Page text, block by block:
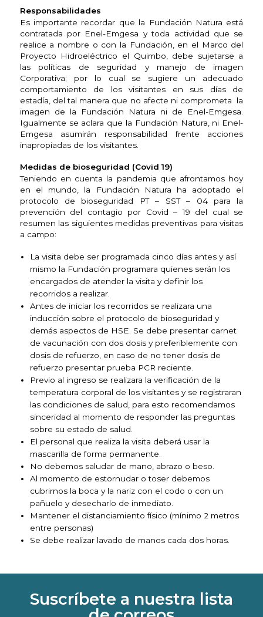
Responsabilidades
Es importante recordar que la Fundación Natura está
contratada por Enel-Emgesa y toda actividad que se
realice a nombre o con la Fundación, en el Marco del
Proyecto Hidroeléctrico el Quimbo, debe sujetarse a
las políticas de seguridad y manejo de imagen
Corporativa; por lo cual se sugiere un adecuado
comportamiento de los visitantes en sus días de
estadía, del tal manera que no afecte ni comprometa la
imagen de la Fundación Natura ni de Enel-Emgesa.
Igualmente se aclara que la Fundación Natura, ni Enel-
Emgesa asumirán responsabilidad frente acciones
inapropiadas de los visitantes.
Medidas de bioseguridad (Covid 19)
Teniendo en cuenta la pandemia que afrontamos hoy
en el mundo, la Fundación Natura ha adoptado el
protocolo de bioseguridad PT – SST – 04 para la
prevención del contagio por Covid – 19 del cual se
resumen las siguientes medidas preventivas para visitas
a campo:
La visita debe ser programada cinco días antes y así
mismo la Fundación programara quienes serán los
encargados de atender la visita y definir los
recorridos a realizar.
Antes de iniciar los recorridos se realizara una
inducción sobre el protocolo de bioseguridad y
demás aspectos de HSE. Se debe presentar carnet
de vacunación con dos dosis y preferiblemente con
dosis de refuerzo, en caso de no tener dosis de
refuerzo presentar prueba PCR reciente.
Previo al ingreso se realizara la verificación de la
temperatura corporal de los visitantes y se registraran
las condiciones de salud, para esto recomendamos
sinceridad al momento de responder las preguntas
sobre su estado de salud.
El personal que realiza la visita deberá usar la
mascarilla de forma permanente.
No debemos saludar de mano, abrazo o beso.
Al momento de estornudar o toser debemos
cubrirnos la boca y la nariz con el codo o con un
pañuelo y desecharlo de inmediato.
Mantener el distanciamiento físico (mínimo 2 metros
entre personas)
Se debe realizar lavado de manos cada dos horas.
Suscríbete a nuestra lista